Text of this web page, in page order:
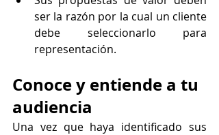
ser la razón por la cual un cliente
debe seleccionarlo para
representación.
Conoce y entiende a tu
audiencia
Una vez que haya identificado sus